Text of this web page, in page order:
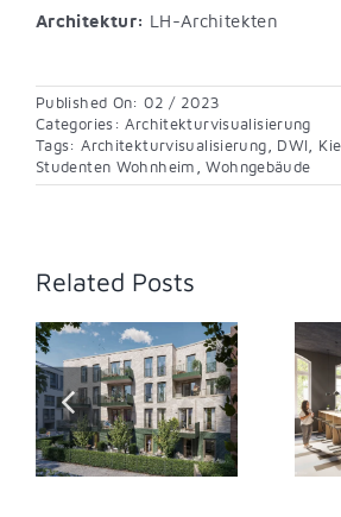
Architektur: LH-Architekten
Published On: 02 / 2023
Categories:Architekturvisualisierung
Tags:Architekturvisualisierung, DWI,
Studenten Wohnheim,Wohngebäude
Related Posts
Eichborn Höfe